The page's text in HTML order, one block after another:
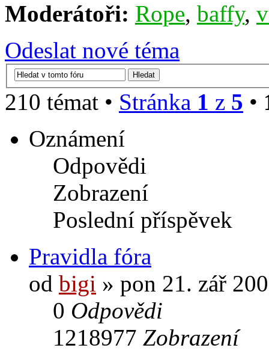
Moderátoři: Rope, baffy,
Odeslat nové téma
210 témat • Stránka 1 z 5 •
Oznámení
Odpovědi
Zobrazení
Poslední příspěvek
Pravidla fóra
od bigi » pon 21. zář
0 Odpovědi
1218977 Zobrazení